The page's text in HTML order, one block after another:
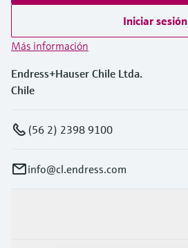
Iniciar sesión
Más información
Endress+Hauser Chile Ltda.
Chile
(56 2) 2398 9100
info@cl.endress.com